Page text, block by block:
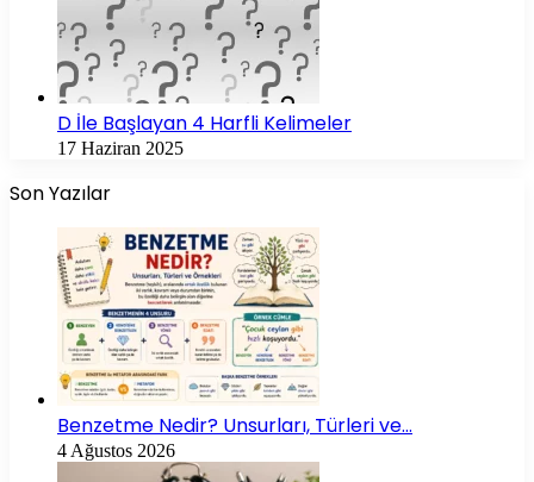
D İle Başlayan 4 Harfli Kelimeler
17 Haziran 2025
Son Yazılar
Benzetme Nedir? Unsurları, Türleri ve…
4 Ağustos 2026